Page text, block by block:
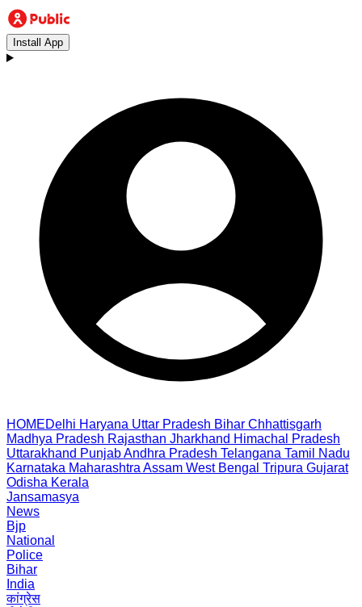
Install App
HOMEDelhi Haryana Uttar Pradesh Bihar Chhattisgarh
Madhya Pradesh Rajasthan Jharkhand Himachal Pradesh
Uttarakhand PunjabAndhra Pradesh Telangana Tamil Nadu
Karnataka Maharashtra Assam West Bengal Tripura Gujarat
Odisha Kerala
Jansamasya
News
Bjp
National
Police
Bihar
India
कांग्रेस